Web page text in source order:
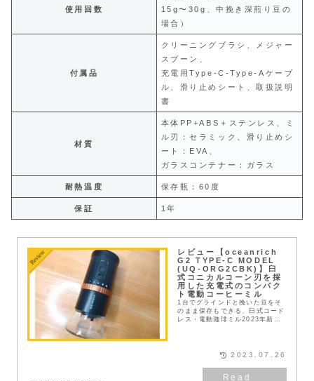
使用回数
15g〜30g、中挽き深煎り豆の
場合）
付属品
クリーニングブラシ、メジャー
スプーン、
充電用Type-C-Type-Aケーブ
ル、滑り止めシート、取扱説明
書
材質
本体PP+ABS＋ステンレス、ミ
ル刃：セラミック、滑り止めシ
ート：EVA、
ガラスコンテナー：ガラス
耐熱温度 保存瓶：60度
保証 1年
レビュー【oceanrich
G2 TYPE-C MODEL
(UQ-ORG2CBK)】臼
式コニカルコーン刃を採
用した充電式のコンパク
ト電動コーヒーミル
1台でグラインドと挽いた豆をそ
のまま保存もできる、臼式コード
レス・電動珈琲ミル2023年新モ
2023.07.26